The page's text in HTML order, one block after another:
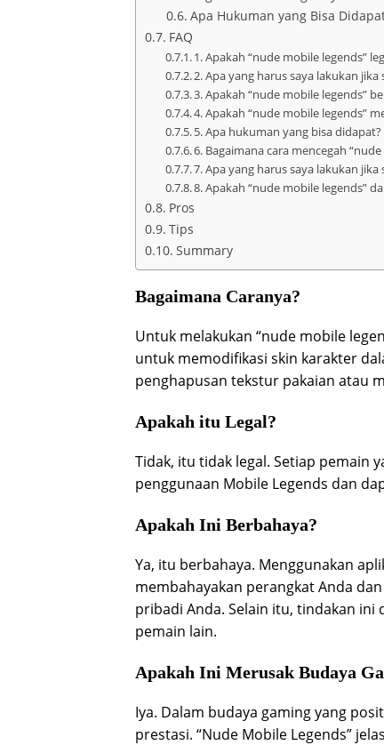
Apa Hukuman yang Bisa
FAQ
1. Apakah “nude mobile legends”
2. Apa yang harus saya lakukan
3. Apakah “nude mobile legends”
4. Apakah “nude mobile legends”
5. Apa hukuman yang bisa didapat?
6. Bagaimana cara mencegah
7. Apa yang harus saya lakukan
8. Apakah “nude mobile legends”
Pros
Tips
Summary
Bagaimana Caranya?
Untuk melakukan “nude mobile
untuk memodifikasi skin karakter
penghapusan tekstur pakaian atau
Apakah itu Legal?
Tidak, itu tidak legal. Setiap pemain
penggunaan Mobile Legends dan
Apakah Ini Berbahaya?
Ya, itu berbahaya. Menggunakan
membahayakan perangkat Anda
pribadi Anda. Selain itu, tindakan
pemain lain.
Apakah Ini Merusak Budaya
Iya. Dalam budaya gaming yang
prestasi. “Nude Mobile Legends”